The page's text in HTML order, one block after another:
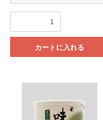
カートに入れる